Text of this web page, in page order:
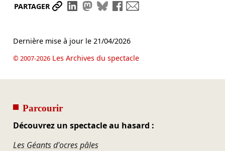
PARTAGER Partager le lien
Partager sur LinkedIn
Partager sur Mastodon
Partager sur Bluesky
Partager sur Facebook
Dernière mise à jour le 21/04/2026
© 2007-2026Les Archives du spectacle
Parcourir
Découvrez un spectacle au hasard :
Les Géants d'ocres pâles